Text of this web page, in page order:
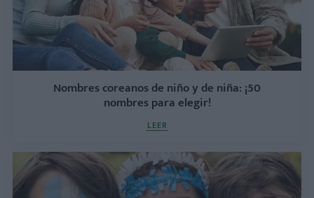
Nombres coreanos de niño y de niña: ¡50
nombres para elegir!
LEER